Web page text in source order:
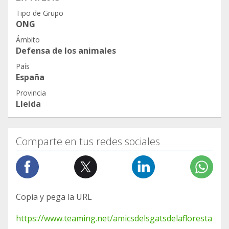
que el Ayuntamiento cumpla la ley, pero aquí
podéis ver el único interés que tiene la Floresta...y
en la resta tampoco entran los animales. Hay
2000€ en el presupuesto pero no lo quieren
gastar, y ahí estoy yo peleándome como muchas
de vosotras
Tipo de Grupo
ONG
Ámbito
Defensa de los animales
País
España
Provincia
Lleida
Comparte en tus redes sociales
Copia y pega la URL
https://www.teaming.net/amicsdelsgatsdelafloresta